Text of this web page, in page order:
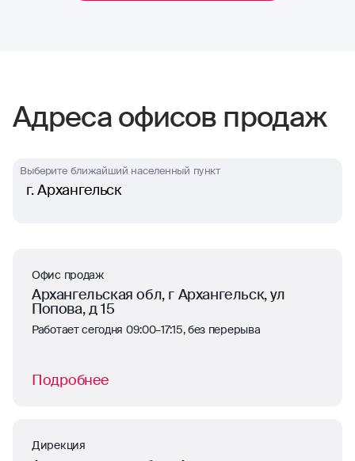
Адреса офисов продаж
г. Архангельск
Выберите ближайший населенный пункт
Офис продаж
Архангельская обл, г Архангельск, ул
Попова, д 15
Работает сегодня 09:00–17:15, без перерыва
Подробнее
Дирекция